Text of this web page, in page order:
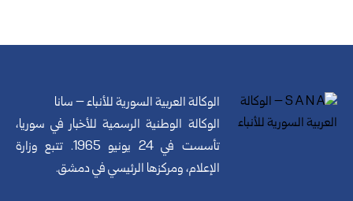
الوكالة العربية السورية للأنباء – سانا
الوكالة الوطنية الرسمية للأخبار في سوريا،
تأسست في 24 يونيو 1965. تتبع وزارة
الإعلام، ومركزها الرئيسي في دمشق.